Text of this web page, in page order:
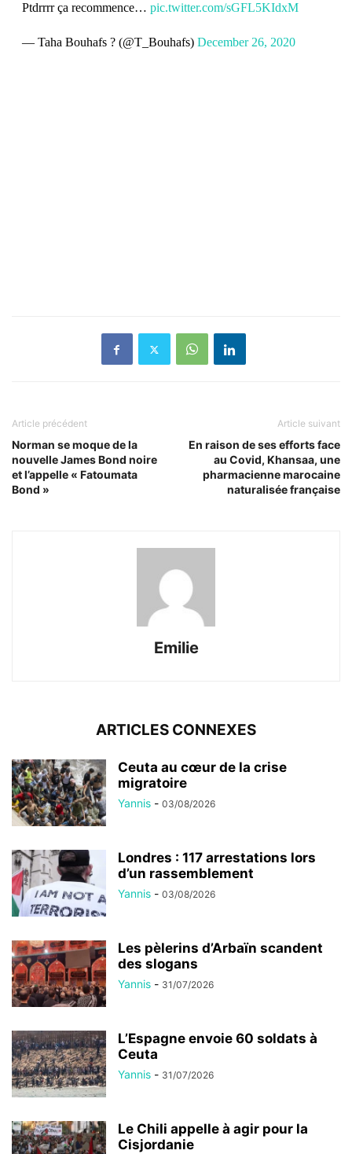
Ptdrrrr ça recommence… pic.twitter.com/sGFL5KIdxM
— Taha Bouhafs ? (@T_Bouhafs) December 26, 2020
Article précédent
Norman se moque de la
nouvelle James Bond noire
et l’appelle « Fatoumata
Bond »
Article suivant
En raison de ses efforts face
au Covid, Khansaa, une
pharmacienne marocaine
naturalisée française
Emilie
ARTICLES CONNEXES
Ceuta au cœur de la crise
migratoire
Yannis - 03/08/2026
Londres : 117 arrestations lors
d’un rassemblement
Yannis - 03/08/2026
Les pèlerins d’Arbaïn scandent
des slogans
Yannis - 31/07/2026
L’Espagne envoie 60 soldats à
Ceuta
Yannis - 31/07/2026
Le Chili appelle à agir pour la
Cisjordanie